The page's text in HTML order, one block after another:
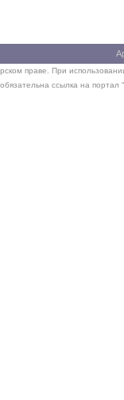
праве. При
ссылка на